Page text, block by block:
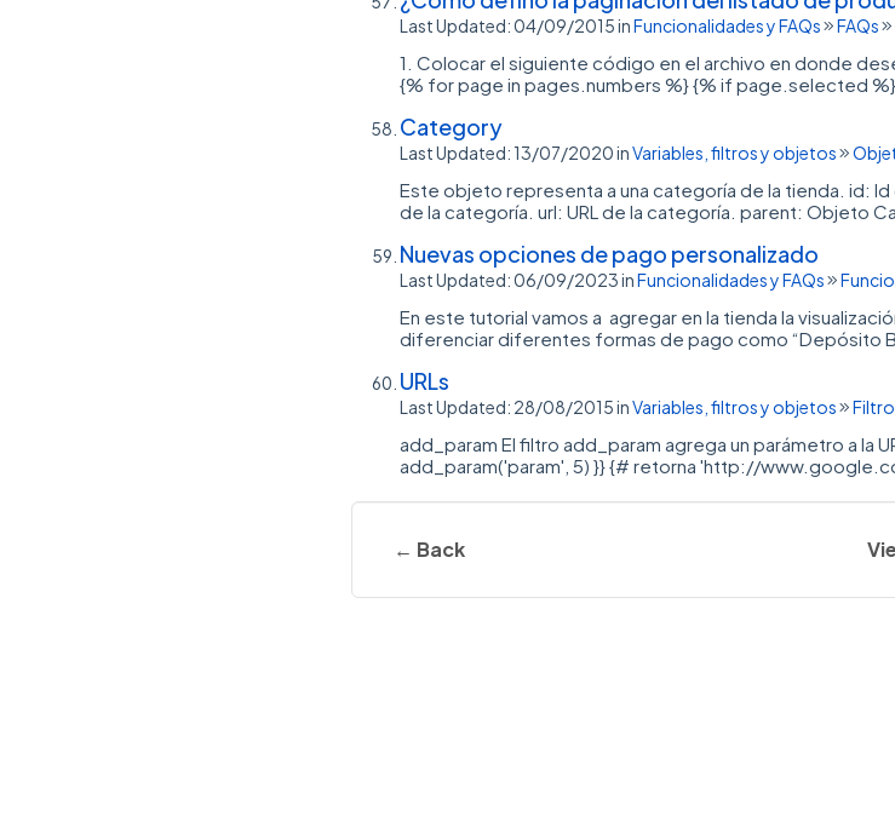
Last Updated: 04/09/2015inFuncionalidades y FAQs FAQs
1. Colocar el siguiente código en el archivo en donde
{% for page in pages.numbers %} {% if page.selected %}
Category
Last Updated: 13/07/2020inVariables, filtros y objetos
Este objeto representa a una categoría de la tienda. id:
de la categoría. url: URL de la categoría. parent: Objeto
Nuevas opciones de pago personalizado
Last Updated: 06/09/2023inFuncionalidades y FAQs
En este tutorial vamos a agregar en la tienda la
diferenciar diferentes formas de pago como “Depósito
URLs
Last Updated: 28/08/2015inVariables, filtros y objetos
add_param El filtro add_param agrega un parámetro a
add_param('param', 5) }} {# retorna 'http://
← Back